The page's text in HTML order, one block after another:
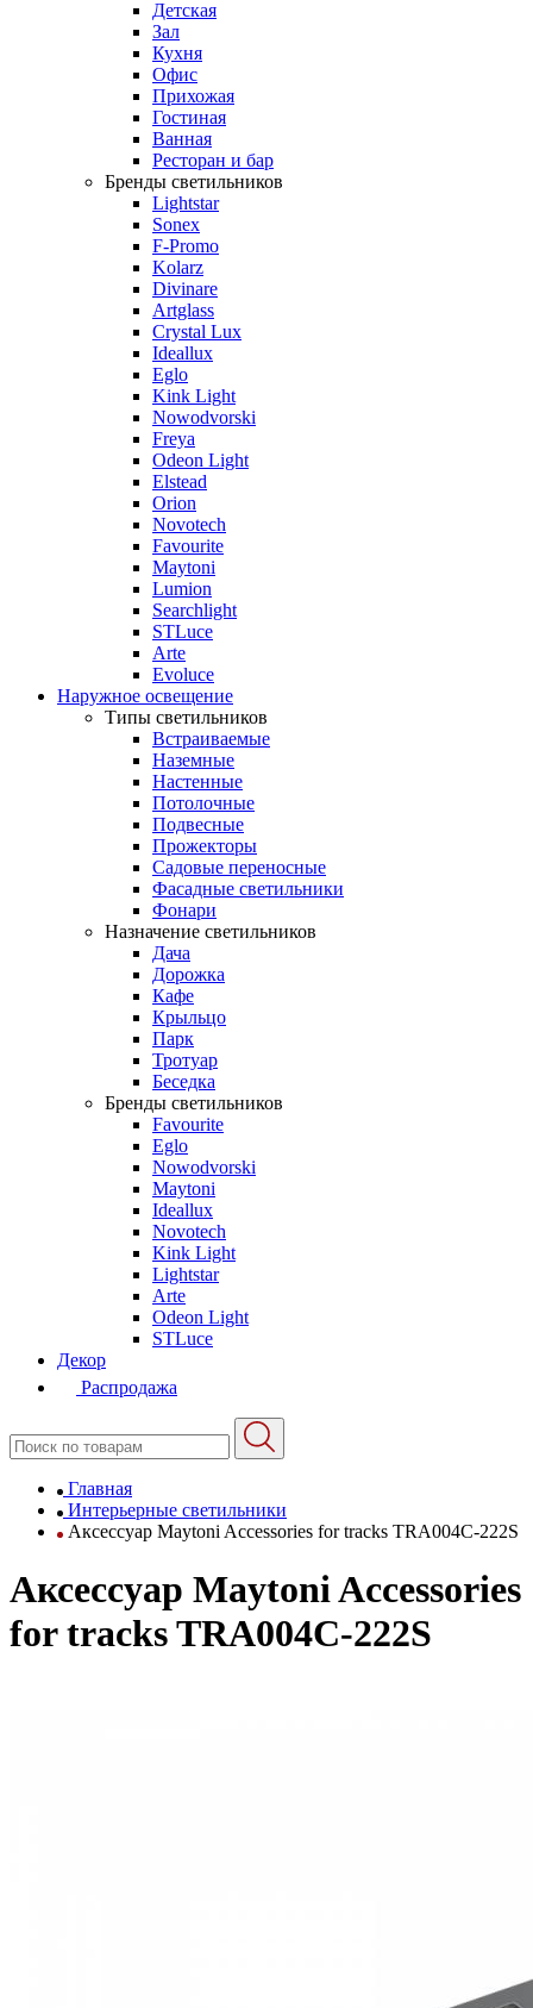
Детская
Зал
Кухня
Офис
Прихожая
Гостиная
Ванная
Ресторан и бар
Бренды светильников
Lightstar
Sonex
F-Promo
Kolarz
Divinare
Artglass
Crystal Lux
Ideallux
Eglo
Kink Light
Nowodvorski
Freya
Odeon Light
Elstead
Orion
Novotech
Favourite
Maytoni
Lumion
Searchlight
STLuce
Arte
Evoluce
Наружное освещение
Типы светильников
Встраиваемые
Наземные
Настенные
Потолочные
Подвесные
Прожекторы
Садовые переносные
Фасадные светильники
Фонари
Назначение светильников
Дача
Дорожка
Кафе
Крыльцо
Парк
Тротуар
Беседка
Бренды светильников
Favourite
Eglo
Nowodvorski
Maytoni
Ideallux
Novotech
Kink Light
Lightstar
Arte
Odeon Light
STLuce
Декор
Распродажа
Главная
Интерьерные светильники
Аксессуар Maytoni Accessories for tracks TRA004C-222S
Аксессуар Maytoni Accessories
for tracks TRA004C-222S